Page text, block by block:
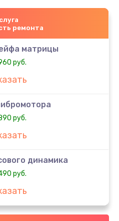
ремонта
матрицы
руб.
руб.
динамика
руб.
приближения